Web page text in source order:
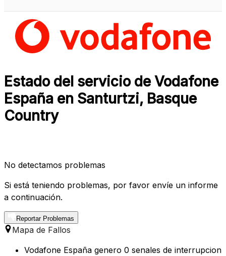
Estado del servicio de Vodafone
España en Santurtzi, Basque
Country
No detectamos problemas
Si está teniendo problemas, por favor envíe un informe
a continuación.
Reportar Problemas
Mapa de Fallos
Vodafone España genero 0 senales de interrupcion